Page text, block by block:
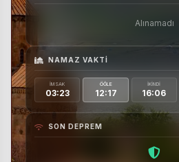
Alınamadı
NAMAZ VAKTI
İMSAK
03:23
ÖĞLE
12:17
İKINDI
16:06
SON DEPREM